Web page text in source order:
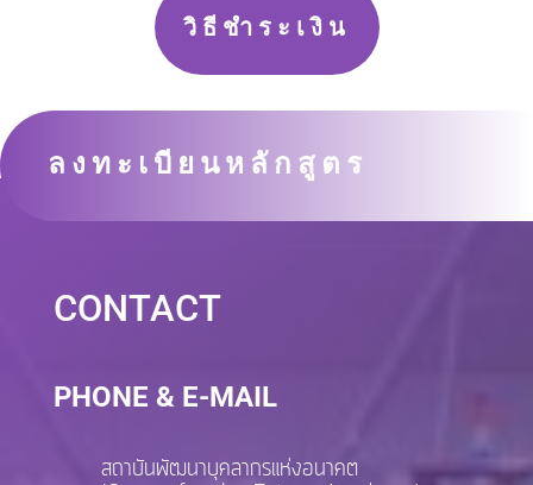
วิธีชำระเงิน
ลงทะเบียนหลักสูตร
CONTACT
PHONE & E-MAIL
สถาบันพัฒนาบุคลากรแห่งอนาคต